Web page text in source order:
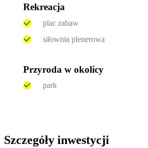
Rekreacja
plac zabaw
siłownia plenerowa
Przyroda w okolicy
park
Szczegóły inwestycji